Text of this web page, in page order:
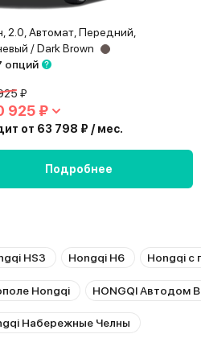
2.0, Автомат, Передний,
/ Dark Brown
опций
₽
925 ₽
от 63 798 ₽ / мес.
Подробнее
HS3 Hongqi H6 Hongqi с
Hongqi HONGQI Автодом
Набережные Челны